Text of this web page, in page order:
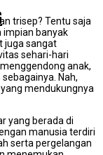
trisep? Tentu saja
impian banyak
juga sangat
sehari-hari
anak,
Nah,
mendukungnya
yang berada di
manusia terdiri
serta pergelangan